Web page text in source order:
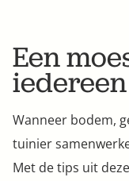
Een
iedereen
Wanneer bodem,
tuinier
Met de tips uit